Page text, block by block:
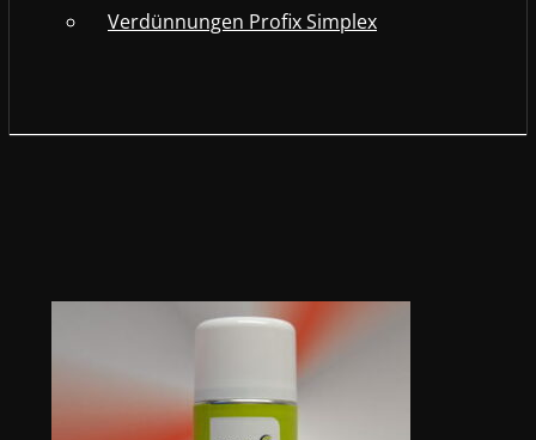
Verdünnungen Profix Simplex